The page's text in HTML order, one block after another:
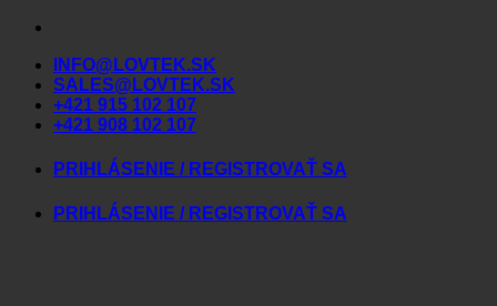
Skip
contentINFO@LOVTEK.SK
SALES@LOVTEK.SK
+421 915 102 107
+421 908 102 107
PRIHLÁSENIE / REGISTROVAŤ SA
PRIHLÁSENIE / REGISTROVAŤ SA